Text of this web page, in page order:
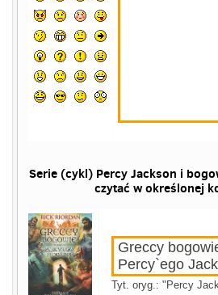
Serie (cykl) Percy Jackson i
czytać w określonej
Greccy
Percy`ego
Tyt. oryg.: "Percy